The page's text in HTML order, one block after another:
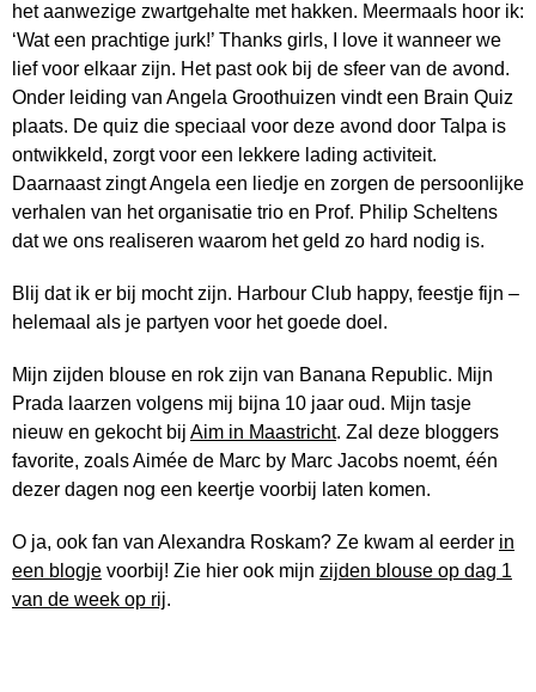
het aanwezige zwartgehalte met hakken. Meermaals hoor ik:
‘Wat een prachtige jurk!’ Thanks girls, I love it wanneer we
lief voor elkaar zijn. Het past ook bij de sfeer van de avond.
Onder leiding van Angela Groothuizen vindt een Brain Quiz
plaats. De quiz die speciaal voor deze avond door Talpa is
ontwikkeld, zorgt voor een lekkere lading activiteit.
Daarnaast zingt Angela een liedje en zorgen de persoonlijke
verhalen van het organisatie trio en Prof. Philip Scheltens
dat we ons realiseren waarom het geld zo hard nodig is.
Blij dat ik er bij mocht zijn. Harbour Club happy, feestje fijn –
helemaal als je partyen voor het goede doel.
Mijn zijden blouse en rok zijn van Banana Republic. Mijn
Prada laarzen volgens mij bijna 10 jaar oud. Mijn tasje
nieuw en gekocht bij Aim in Maastricht. Zal deze bloggers
favorite, zoals Aimée de Marc by Marc Jacobs noemt, één
dezer dagen nog een keertje voorbij laten komen.
O ja, ook fan van Alexandra Roskam? Ze kwam al eerder in
een blogje voorbij! Zie hier ook mijn zijden blouse op dag 1
van de week op rij.